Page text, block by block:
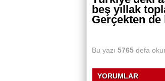
beş yıllak
Gerçekten de
Bu yazı 5765 defa
YORUMLAR